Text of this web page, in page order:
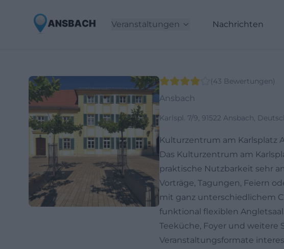
Veranstaltungen Nachrichten
(43 Bewertungen)
Ansbach
Karlspl. 7/9, 91522 Ansbach,
Kulturzentrum am Karlsplatz
Das Kulturzentrum am
praktische Nutzbarkeit sehr
Vorträge, Tagungen, Feiern
mit ganz unterschiedlichem
funktional flexiblen
Teeküche, Foyer und weitere
Veranstaltungsformate